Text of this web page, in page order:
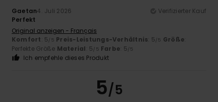
Gaetan4. Juli 2026
Verifizierter Kauf
Perfekt
Original anzeigen - Français
Komfort: 5/5 Preis-Leistungs-Verhältnis: 5/5 Größe:
Perfekte Größe Material: 5/5 Farbe: 5/5
Ich empfehle dieses Produkt
5/5